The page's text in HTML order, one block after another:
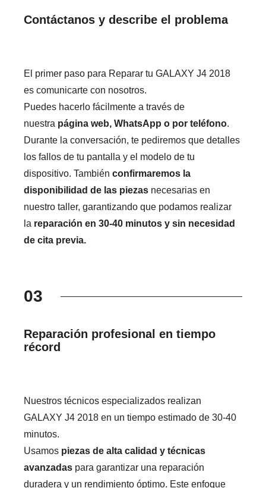
Contáctanos y describe el problema
El primer paso para Reparar tu GALAXY J4 2018
es comunicarte con nosotros.
Puedes hacerlo fácilmente a través de
nuestra página web, WhatsApp o por teléfono.
Durante la conversación, te pediremos que detalles
los fallos de tu pantalla y el modelo de tu
dispositivo. Tambiénconfirmaremos la
disponibilidad de las piezas necesarias en
nuestro taller, garantizando que podamos realizar
la reparación en 30-40 minutos y sin necesidad
de cita previa.
03
Reparación profesional en tiempo
récord
Nuestros técnicos especializados realizan
GALAXY J4 2018 en un tiempo estimado de 30-40
minutos.
Usamos piezas de alta calidad y técnicas
avanzadas para garantizar una reparación
duradera y un rendimiento óptimo. Este enfoque